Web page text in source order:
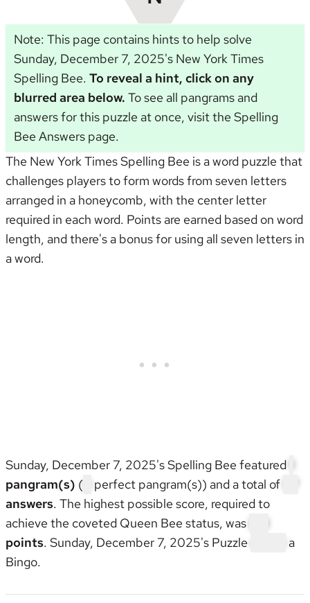
Note: This page contains hints to help solve
Sunday, December 7, 2025's New York Times
Spelling Bee. To reveal a hint, click on any
blurred area below. To see all pangrams and
answers for this puzzle at once, visit the Spelling
Bee Answers page.
The New York Times Spelling Bee is a word puzzle that
challenges players to form words from seven letters
arranged in a honeycomb, with the center letter
required in each word. Points are earned based on word
length, and there's a bonus for using all seven letters in
a word.
Sunday, December 7, 2025's Spelling Bee featured
pangram(s) ( perfect pangram(s)) and a total of
answers. The highest possible score, required to
achieve the coveted Queen Bee status, was
points. Sunday, December 7, 2025's Puzzle
a
Bingo.